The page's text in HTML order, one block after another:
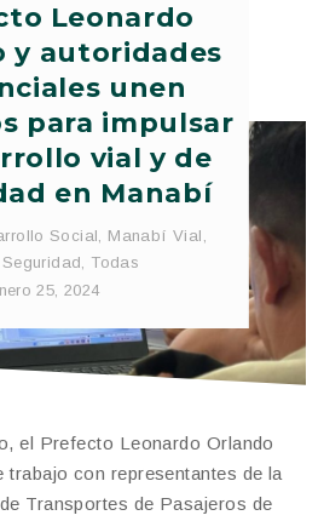
Leonardo
y autoridades
unen
para impulsar
vial y de
en Manabí
Social, Manabí Vial ,
Seguridad, Todas
25, 2024
el Prefecto Leonardo Orlando
trabajo con representantes de la
Transportes de Pasajeros de